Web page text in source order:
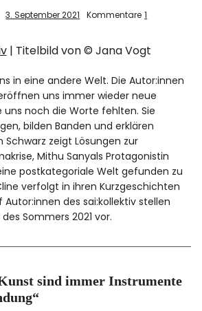
3. September 2021 Kommentare 1
| Titelbild von © Jana Vogt
in eine andere Welt. Die Autor:innen
uns immer wieder neue
uns noch die Worte fehlten. Sie
bilden Banden und erklären
Schwarz zeigt Lösungen zur
Mithu Sanyals Protagonistin
postkategoriale Welt gefunden zu
verfolgt in ihren Kurzgeschichten
Autor:innen des sai:kollektiv stellen
Sommers 2021 vor.
sind immer Instrumente